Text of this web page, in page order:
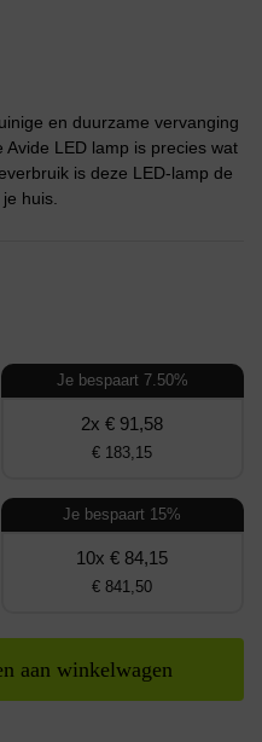
en duurzame vervanging
LED lamp is precies wat
is deze LED-lamp de
huis.
Je bespaart 7.50%
2x € 91,58
€ 183,15
Je bespaart 15%
10x € 84,15
€ 841,50
aan winkelwagen